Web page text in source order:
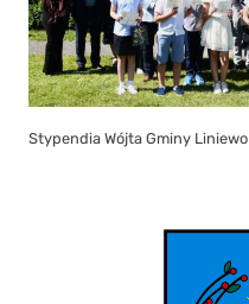
Stypendia Wójta Gminy Liniewo